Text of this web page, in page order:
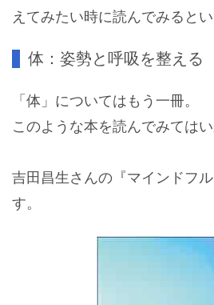
えてみたい時に読んでみると
体：姿勢と呼吸を整える
「体」についてはもう一冊。
このような本を読んでみてはい
吉田昌生さんの『マインドフ
す。